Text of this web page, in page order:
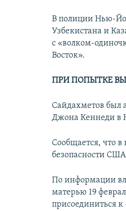
В полиции Нью-
Узбекистана и
с «волком-
Восток».
ПРИ ПОПЫТКЕ
Сайдахметов был
Джона Кеннеди в
Сообщается, что
безопасности
По информации
матерью 19
присоединиться к